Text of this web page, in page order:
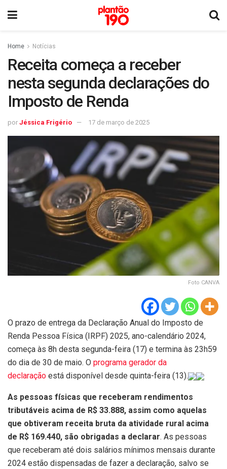
Home Notícias
Receita começa a receber
nesta segunda declarações do
Imposto de Renda
por Jéssica Frigério 17 de março de 2025
Foto CANVA
O prazo de entrega da Declaração Anual do Imposto de
Renda Pessoa Física (IRPF) 2025, ano-calendário 2024,
começa às 8h desta segunda-feira (17) e termina às 23h59
do dia de 30 de maio. O programa gerador da
declaração está disponível desde quinta-feira (13).
As pessoas físicas que receberam rendimentos
tributáveis acima de R$ 33.888, assim como aquelas
que obtiveram receita bruta da atividade rural acima
de R$ 169.440, são obrigadas a declarar. As pessoas
que receberam até dois salários mínimos mensais durante
2024 estão dispensadas de fazer a declaração, salvo se